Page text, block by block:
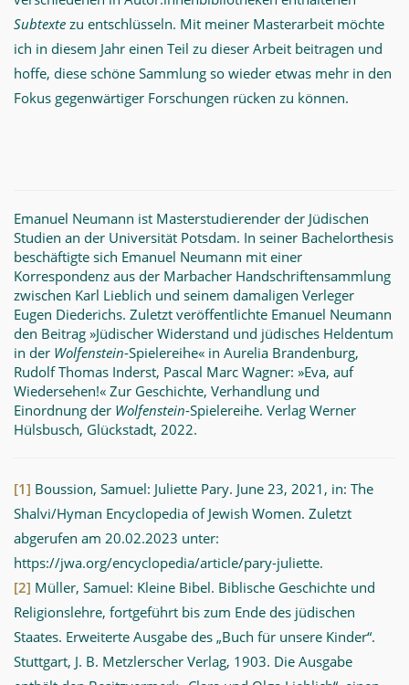
Subtexte zu entschlüsseln. Mit meiner Masterarbeit möchte
ich in diesem Jahr einen Teil zu dieser Arbeit beitragen und
hoffe, diese schöne Sammlung so wieder etwas mehr in den
Fokus gegenwärtiger Forschungen rücken zu können.
Emanuel Neumann ist Masterstudierender der Jüdischen
Studien an der Universität Potsdam. In seiner Bachelorthesis
beschäftigte sich Emanuel Neumann mit einer
Korrespondenz aus der Marbacher Handschriftensammlung
zwischen Karl Lieblich und seinem damaligen Verleger
Eugen Diederichs. Zuletzt veröffentlichte Emanuel Neumann
den Beitrag »Jüdischer Widerstand und jüdisches Heldentum
in der Wolfenstein-Spielereihe« in Aurelia Brandenburg,
Rudolf Thomas Inderst, Pascal Marc Wagner: »Eva, auf
Wiedersehen!« Zur Geschichte, Verhandlung und
Einordnung der Wolfenstein-Spielereihe. Verlag Werner
Hülsbusch, Glückstadt, 2022.
[1] Boussion, Samuel: Juliette Pary. June 23, 2021, in: The
Shalvi/Hyman Encyclopedia of Jewish Women. Zuletzt
abgerufen am 20.02.2023 unter:
https://jwa.org/encyclopedia/article/pary-juliette.
[2] Müller, Samuel: Kleine Bibel. Biblische Geschichte und
Religionslehre, fortgeführt bis zum Ende des jüdischen
Staates. Erweiterte Ausgabe des „Buch für unsere Kinder“.
Stuttgart, J. B. Metzlerscher Verlag, 1903. Die Ausgabe